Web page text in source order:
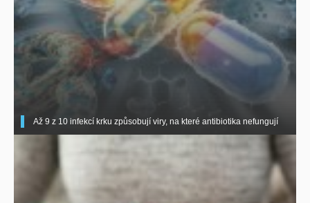
Až 9 z 10 infekcí krku způsobují viry, na které antibiotika nefungují